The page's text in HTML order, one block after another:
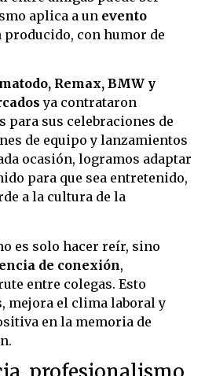
aplica a un evento
producido, con humor de
Remax, BMW y
ya contrataron
para sus celebraciones de
de equipo y lanzamientos
ocasión, logramos adaptar
para que sea entretenido,
a la cultura de la
es solo hacer reír, sino
de conexión,
entre colegas. Esto
mejora el clima laboral y
en la memoria de